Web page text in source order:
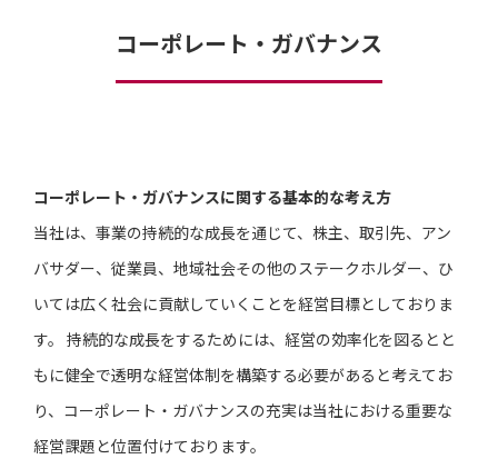
コーポレート・ガバナンス
コーポレート・ガバナンスに関する基本的な考え方
当社は、事業の持続的な成長を通じて、株主、取引先、アン
バサダー、従業員、地域社会その他のステークホルダー、ひ
いては広く社会に貢献していくことを経営目標としておりま
す。 持続的な成長をするためには、経営の効率化を図るとと
もに健全で透明な経営体制を構築する必要があると考えてお
り、コーポレート・ガバナンスの充実は当社における重要な
経営課題と位置付けております。